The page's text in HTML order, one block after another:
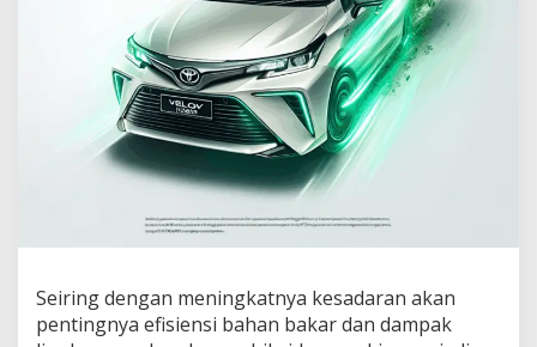
Seiring dengan meningkatnya kesadaran akan
pentingnya efisiensi bahan bakar dan dampak